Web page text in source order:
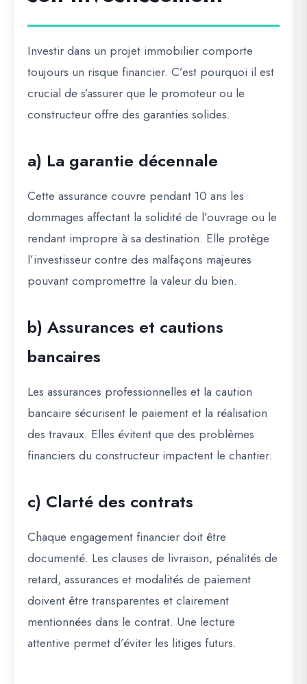
Investir dans un projet immobilier comporte
toujours un risque financier. C’est pourquoi il est
crucial de s’assurer que le promoteur ou le
constructeur offre des garanties solides.
a) La garantie décennale
Cette assurance couvre pendant 10 ans les
dommages affectant la solidité de l’ouvrage ou le
rendant impropre à sa destination. Elle protège
l’investisseur contre des malfaçons majeures
pouvant compromettre la valeur du bien.
b) Assurances et cautions
bancaires
Les assurances professionnelles et la caution
bancaire sécurisent le paiement et la réalisation
des travaux. Elles évitent que des problèmes
financiers du constructeur impactent le chantier.
c) Clarté des contrats
Chaque engagement financier doit être
documenté. Les clauses de livraison, pénalités de
retard, assurances et modalités de paiement
doivent être transparentes et clairement
mentionnées dans le contrat. Une lecture
attentive permet d’éviter les litiges futurs.